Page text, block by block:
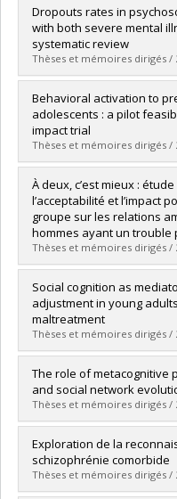
Diplômé(e) :Hache-
Cycle :Doctorat
Diplôme obtenu :
Lien vers le document
Dropouts rates in
with both severe mental
systematic review
Thèses et mémoires dirigés /
Diplômé(e) :Bouchard,
Cycle :Doctorat
Diplôme obtenu :
Lien vers le document
Behavioral activation to
adolescents : a pilot
impact trial
Thèses et mémoires dirigés /
Diplômé(e) :Belanger,
Cycle :Doctorat
Diplôme obtenu :D. Psy.
Lien vers le document
À deux, c’est mieux :
l’acceptabilité et l’impact
groupe sur les relations
hommes ayant un trouble
Thèses et mémoires dirigés /
Diplômé(e) :Hache-
Cycle :Maîtrise
Diplôme obtenu :
Lien vers le document
Social cognition as
adjustment in young
maltreatment
Thèses et mémoires dirigés /
Diplômé(e) :Francoeur,
Cycle :Maîtrise
Diplôme obtenu :M. Sc.
Lien vers le document
The role of metacognitive
and social network
Thèses et mémoires dirigés /
Diplômé(e) :Massé,
Cycle :Doctorat
Diplôme obtenu :Ph. D.
Lien vers le document
Exploration de la
schizophrénie comorbide
Thèses et mémoires dirigés /